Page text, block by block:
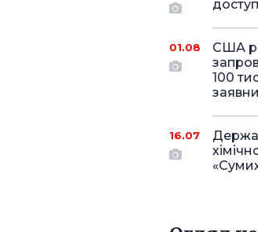
01.08
США
100
16.07